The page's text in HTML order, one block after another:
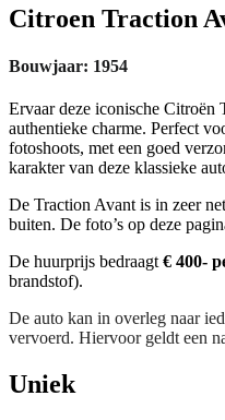
Citroen Traction
Bouwjaar: 1954
Ervaar deze iconische
authentieke charme. Perfect
fotoshoots, met een goed
karakter van deze klassieke
De Traction Avant is in zeer
buiten. De foto’s op deze
De huurprijs bedraagt€ 400-
brandstof).
De auto kan in overleg naar
vervoerd. Hiervoor geldt een
Uniek